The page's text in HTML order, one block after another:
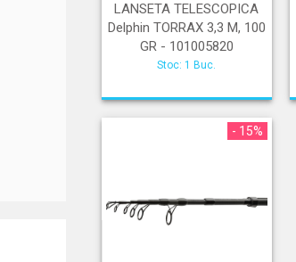
LANSETA TELESCOPICA
Delphin TORRAX 3,3 M, 100
GR - 101005820
Stoc: 1 Buc.
- 15%